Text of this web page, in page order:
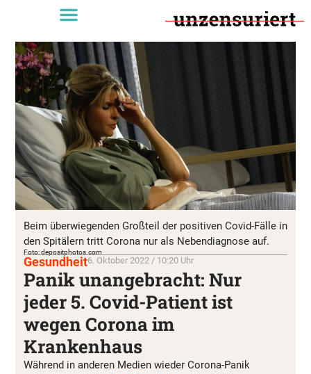
Beim überwiegenden Großteil der positiven Covid-Fälle in
den Spitälern tritt Corona nur als Nebendiagnose auf.
Foto: depositphotos.com
Gesundheit6. Oktober 2022 / 10:20 Uhr
Panik unangebracht: Nur
jeder 5. Covid-Patient ist
wegen Corona im
Krankenhaus
Während in anderen Medien wieder Corona-Panik